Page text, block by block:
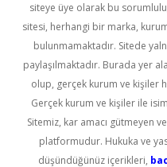
siteye üye olarak bu
sitesi, herhangi bir marka,
bulunmamaktadır. Sitede
paylaşılmaktadır. Burada yer
olup, gerçek kurum ve kişiler
Gerçek kurum ve kişiler ile
Sitemiz, kar amacı gütmeyen
platformudur. Hukuka ve
düşündüğünüz içerikleri,